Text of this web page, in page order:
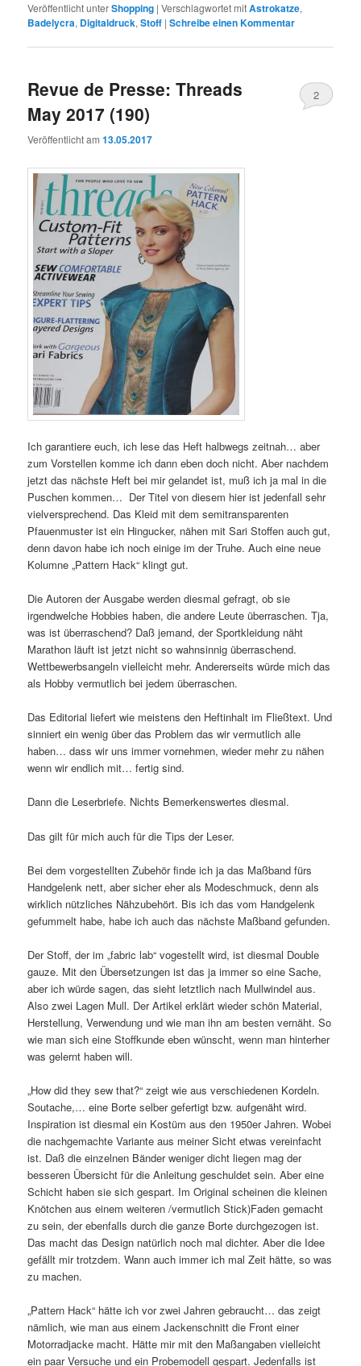
Veröffentlicht unterShopping |Verschlagwortet mitAstrokatze,
Badelycra, Digitaldruck,Stoff |Schreibe einen Kommentar
Revue de Presse: Threads
May 2017 (190)
Veröffentlicht am13.05.2017
2
Ich garantiere euch, ich lese das Heft halbwegs zeitnah… aber
zum Vorstellen komme ich dann eben doch nicht. Aber nachdem
jetzt das nächste Heft bei mir gelandet ist, muß ich ja mal in die
Puschen kommen… Der Titel von diesem hier ist jedenfall sehr
vielversprechend. Das Kleid mit dem semitransparenten
Pfauenmuster ist ein Hingucker, nähen mit Sari Stoffen auch gut,
denn davon habe ich noch einige im der Truhe. Auch eine neue
Kolumne „Pattern Hack“ klingt gut.
Die Autoren der Ausgabe werden diesmal gefragt, ob sie
irgendwelche Hobbies haben, die andere Leute überraschen. Tja,
was ist überraschend? Daß jemand, der Sportkleidung näht
Marathon läuft ist jetzt nicht so wahnsinnig überraschend.
Wettbewerbsangeln vielleicht mehr. Andererseits würde mich das
als Hobby vermutlich bei jedem überraschen.
Das Editorial liefert wie meistens den Heftinhalt im Fließtext. Und
sinniert ein wenig über das Problem das wir vermutlich alle
haben… dass wir uns immer vornehmen, wieder mehr zu nähen
wenn wir endlich mit… fertig sind.
Dann die Leserbriefe. Nichts Bemerkenswertes diesmal.
Das gilt für mich auch für die Tips der Leser.
Bei dem vorgestellten Zubehör finde ich ja das Maßband fürs
Handgelenk nett, aber sicher eher als Modeschmuck, denn als
wirklich nützliches Nähzubehört. Bis ich das vom Handgelenk
gefummelt habe, habe ich auch das nächste Maßband gefunden.
Der Stoff, der im „fabric lab“ vogestellt wird, ist diesmal Double
gauze. Mit den Übersetzungen ist das ja immer so eine Sache,
aber ich würde sagen, das sieht letztlich nach Mullwindel aus.
Also zwei Lagen Mull. Der Artikel erklärt wieder schön Material,
Herstellung, Verwendung und wie man ihn am besten vernäht. So
wie man sich eine Stoffkunde eben wünscht, wenn man hinterher
was gelernt haben will.
„How did they sew that?“ zeigt wie aus verschiedenen Kordeln.
Soutache,… eine Borte selber gefertigt bzw. aufgenäht wird.
Inspiration ist diesmal ein Kostüm aus den 1950er Jahren. Wobei
die nachgemachte Variante aus meiner Sicht etwas vereinfacht
ist. Daß die einzelnen Bänder weniger dicht liegen mag der
besseren Übersicht für die Anleitung geschuldet sein. Aber eine
Schicht haben sie sich gespart. Im Original scheinen die kleinen
Knötchen aus einem weiteren /vermutlich Stick)Faden gemacht
zu sein, der ebenfalls durch die ganze Borte durchgezogen ist.
Das macht das Design natürlich noch mal dichter. Aber die Idee
gefällt mir trotzdem. Wann auch immer ich mal Zeit hätte, so was
zu machen.
„Pattern Hack“ hätte ich vor zwei Jahren gebraucht… das zeigt
nämlich, wie man aus einem Jackenschnitt die Front einer
Motorradjacke macht. Hätte mir mit den Maßangaben vielleicht
ein paar Versuche und ein Probemodell gespart. Jedenfalls ist